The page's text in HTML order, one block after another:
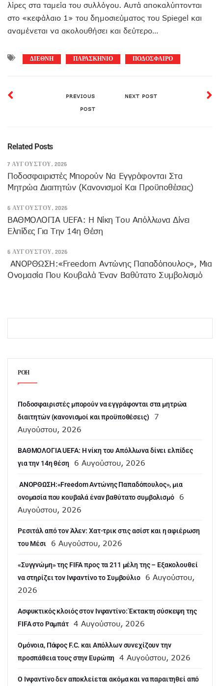
λίρες στα ταμεία του συλλόγου. Αυτά αποκαλύπτονται
στο «κεφάλαιο 1» του δημοσιεύματος του Spiegel και
αναμένεται να ακολουθήσει και δεύτερο…
ΔΙΕΘΝΗ ΠΑΡΑΣΚΗΝΙΟ ΠΟΔΟΣΦΑΙΡΟ
PREVIOUS
POST
NEXT POST
Related Posts
7 ΑΥΓΟΎΣΤΟΥ, 2026
Ποδοσφαιριστές Μπορούν Να Εγγράφονται Στα
Μητρώα Διαιτητών (κανονισμοί Και Προϋποθέσεις)
6 ΑΥΓΟΎΣΤΟΥ, 2026
ΒΑΘΜΟΛΟΓΙΑ UEFA: Η Νίκη Του Απόλλωνα Δίνει
Ελπίδες Για Την 14η Θέση
6 ΑΥΓΟΎΣΤΟΥ, 2026
ANOΡΘΩΣΗ:«Freedom Αντώνης Παπαδόπουλος», Μια
Ονομασία Που Κουβαλά Έναν Βαθύτατο Συμβολισμό
ΡΟΗ
Ποδοσφαιριστές μπορούν να εγγράφονται στα μητρώα
διαιτητών (κανονισμοί και προϋποθέσεις)
7
Αυγούστου, 2026
ΒΑΘΜΟΛΟΓΙΑ UEFA: Η νίκη του Απόλλωνα δίνει ελπίδες
για την 14η θέση
6 Αυγούστου, 2026
ANOΡΘΩΣΗ:«Freedom Αντώνης Παπαδόπουλος», μια
ονομασία που κουβαλά έναν βαθύτατο συμβολισμό
6
Αυγούστου, 2026
Ρεσιτάλ από τον Άλεν: Χατ-τρικ στις ασίστ και η αφιέρωση
του Μέσι
6 Αυγούστου, 2026
«Συγγνώμη» της FIFA προς τα 211 μέλη της – Εξακολουθεί
να στηρίζει τον Ινφαντίνο το Συμβούλιο
6 Αυγούστου,
2026
Ασφυκτικός κλοιός στον Ινφαντίνο: Έκτακτη σύσκεψη της
FIFA στο Ραμπάτ
4 Αυγούστου, 2026
Ομόνοια, Πάφος F.C. και Απόλλων συνεχίζουν την
προσπάθεια τους στην Ευρώπη
4 Αυγούστου, 2026
Ο Ινφαντίνο δεν αποκλείεται ακόμα και να παραιτηθεί από